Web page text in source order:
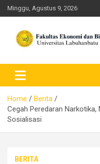
Skip
to
Minggu, Agustus 9, 2026
FEB ULB –
Labuhanbatu
Home
Berita
Cegah Peredaran Narkotika,
Sosialisasi
BERITA